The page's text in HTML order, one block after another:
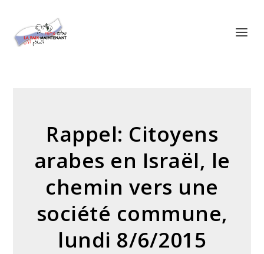
Rappel: Citoyens
arabes en Israël, le
chemin vers une
société commune,
lundi 8/6/2015